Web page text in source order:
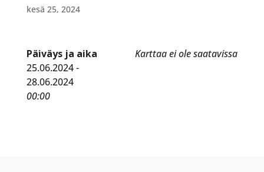
kesä 25, 2024
Karttaa ei ole saatavissa
Päiväys ja aika
25.06.2024 -
28.06.2024
00:00